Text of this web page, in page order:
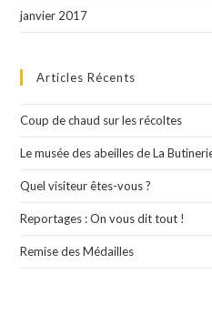
janvier 2017
Articles Récents
Coup de chaud sur les récoltes
Le musée des abeilles de La
Quel visiteur êtes-vous ?
Reportages : On vous dit tout !
Remise des Médailles